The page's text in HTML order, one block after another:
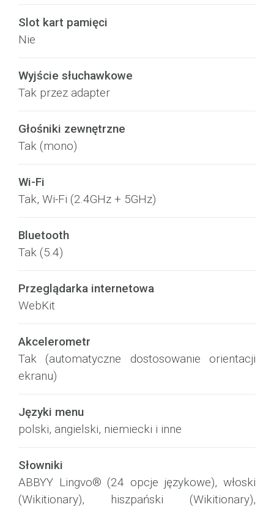
Slot kart pamięci
Nie
Wyjście słuchawkowe
Tak przez adapter
Głośniki zewnętrzne
Tak (mono)
Wi-Fi
Tak, Wi-Fi (2.4GHz + 5GHz)
Bluetooth
Tak (5.4)
Przeglądarka internetowa
WebKit
Akcelerometr
Tak (automatyczne dostosowanie orientacji
ekranu)
Języki menu
polski, angielski, niemiecki i inne
Słowniki
ABBYY Lingvo® (24 opcje językowe), włoski
(Wikitionary), hiszpański (Wikitionary),